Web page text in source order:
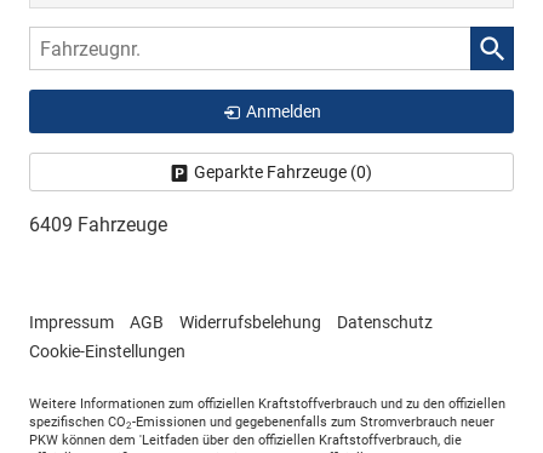
Fahrzeugnr.
Anmelden
Geparkte Fahrzeuge (0)
6409 Fahrzeuge
Impressum AGB Widerrufsbelehung
Datenschutz
Cookie-Einstellungen
Weitere Informationen zum offiziellen Kraftstoffverbrauch und zu den offiziellen
spezifischen CO2-Emissionen und gegebenenfalls zum Stromverbrauch neuer
PKW können dem 'Leitfaden über den offiziellen Kraftstoffverbrauch, die